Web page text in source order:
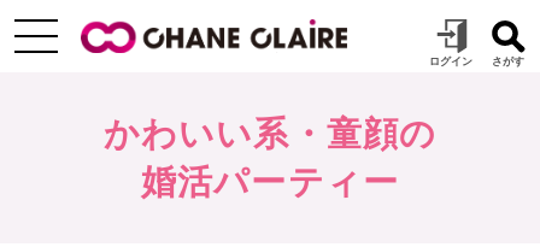
かわいい系・童顔の
婚活パーティー